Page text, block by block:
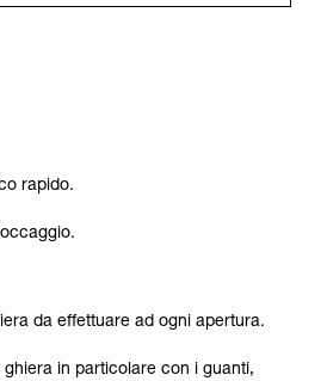
rapido.
da effettuare ad ogni apertura.
ghiera in particolare con i guanti,